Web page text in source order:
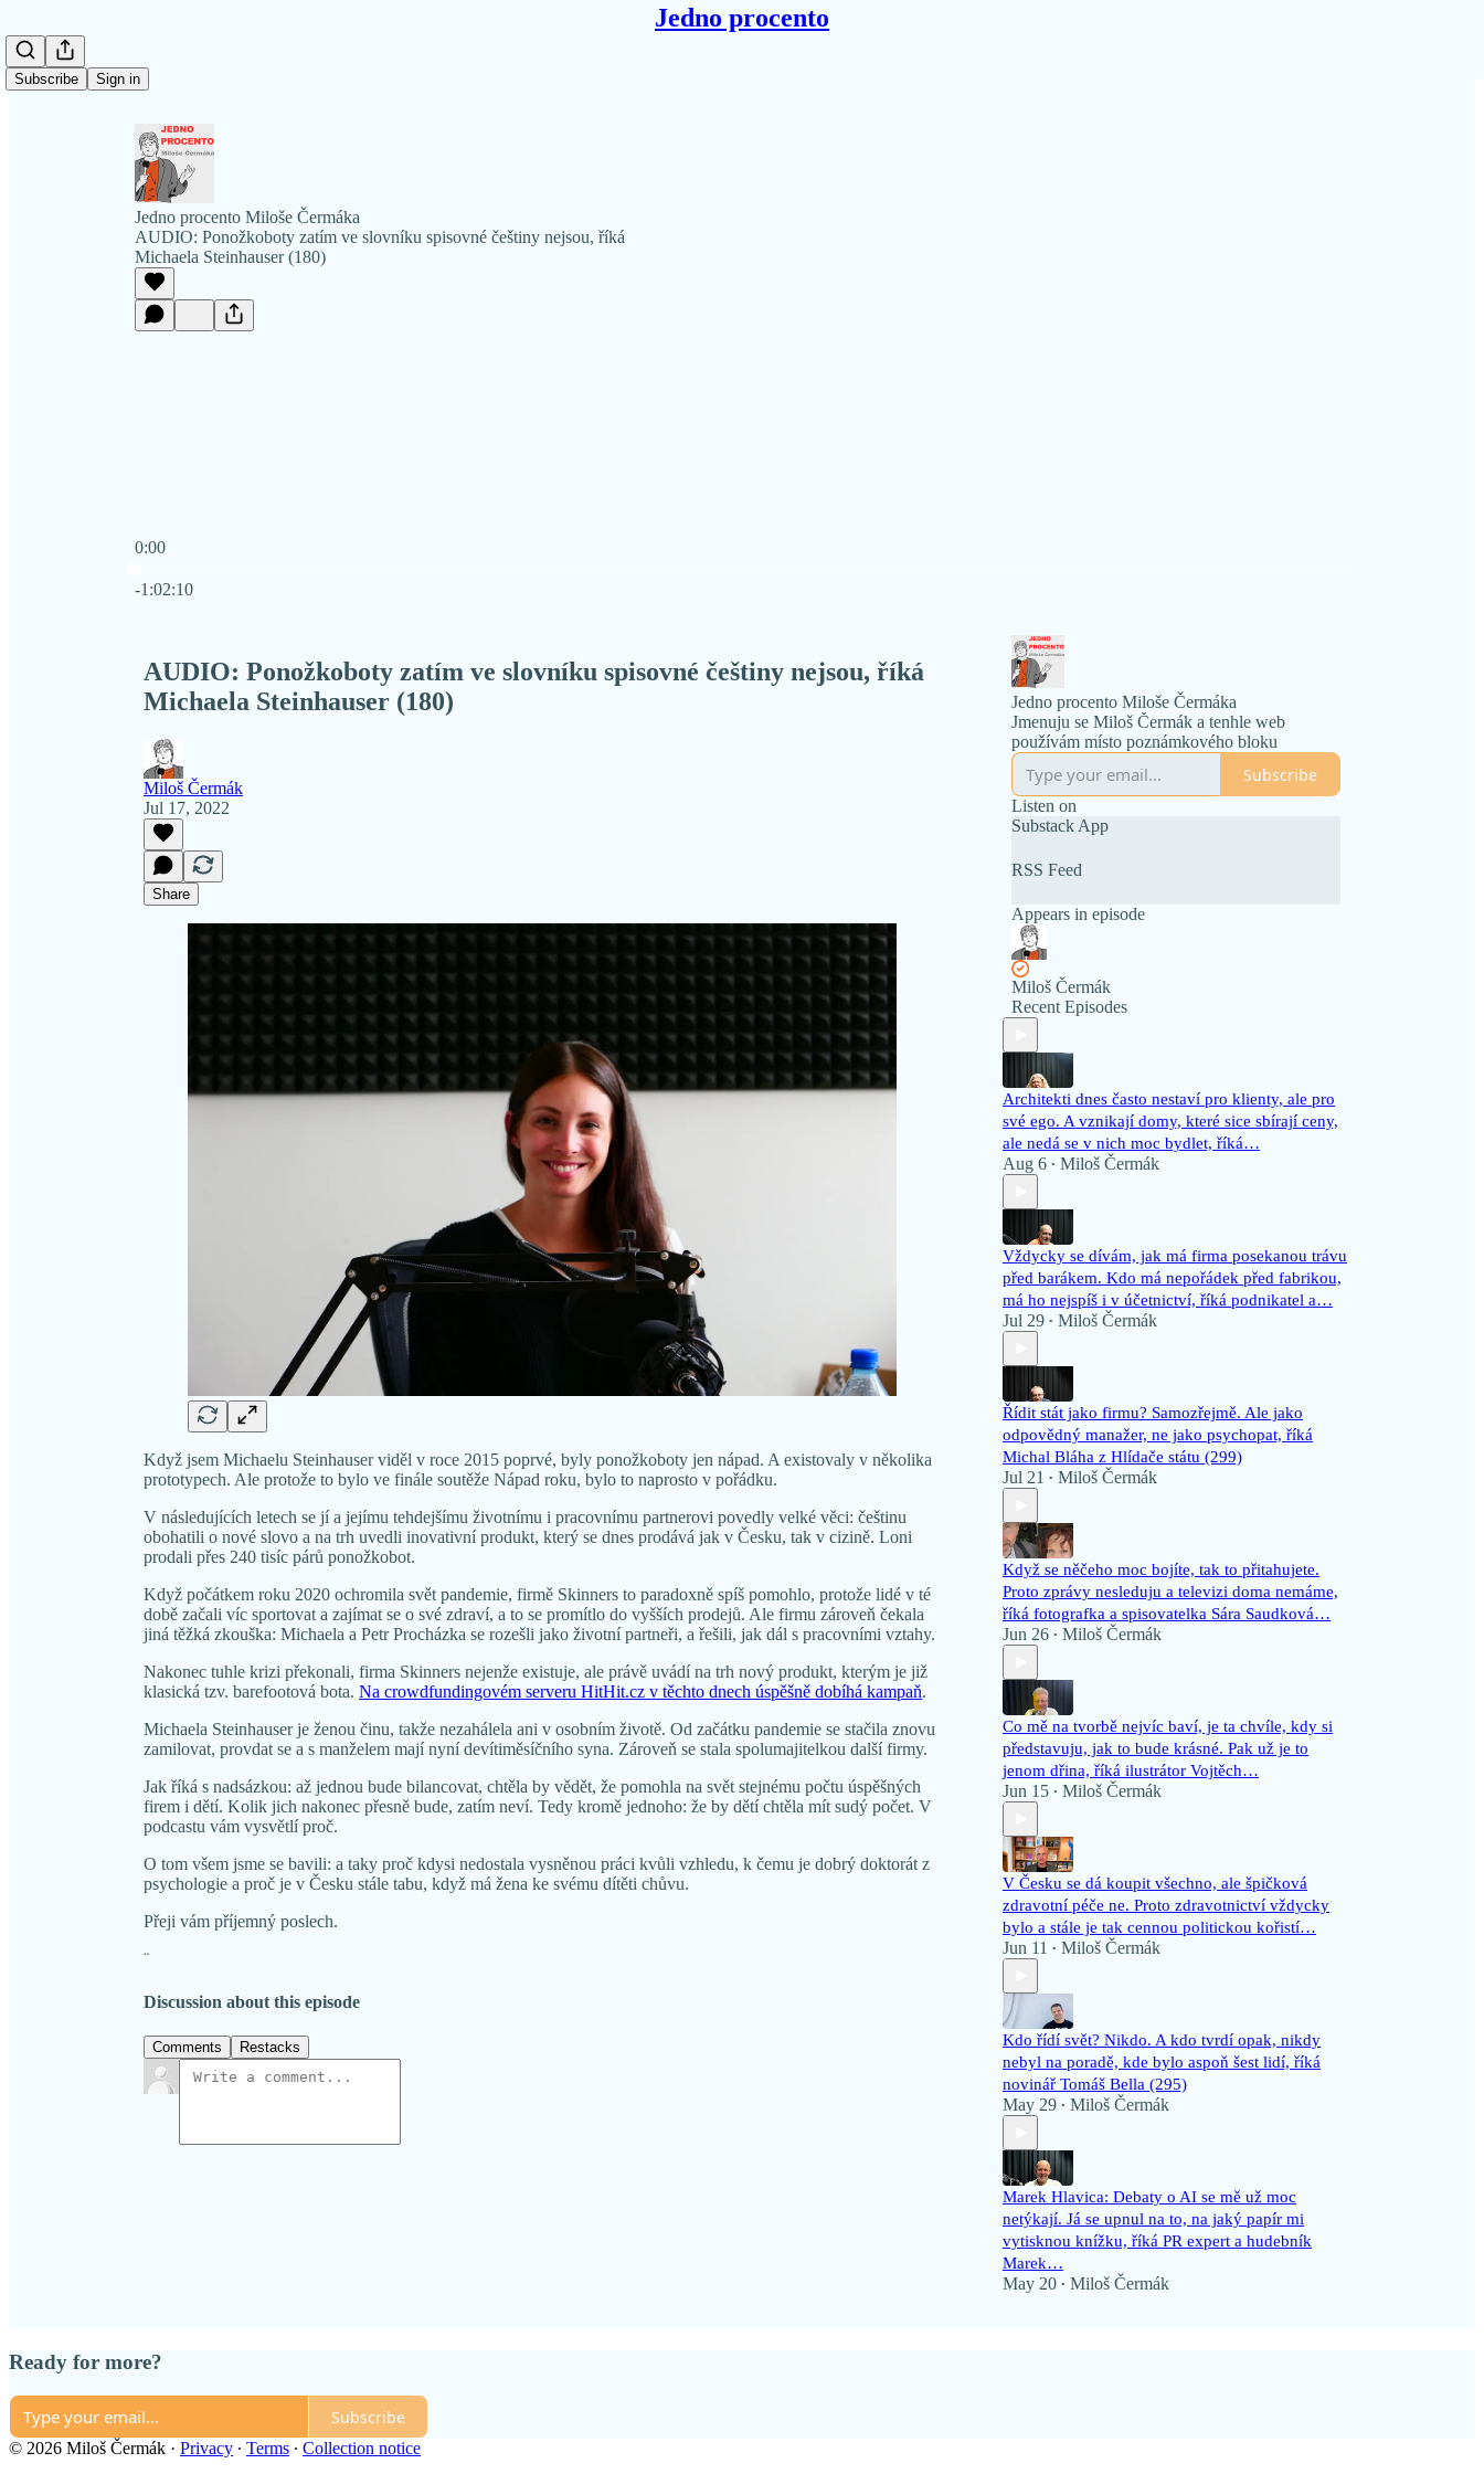
Jedno procento
Subscribe Sign in
Jedno procento Miloše Čermáka
AUDIO: Ponožkoboty zatím ve slovníku spisovné češtiny nejsou, říká
Michaela Steinhauser (180)
0:00
-1:02:10
AUDIO: Ponožkoboty zatím ve slovníku spisovné češtiny nejsou, říká
Michaela Steinhauser (180)
Miloš Čermák
Jul 17, 2022
Share
Když jsem Michaelu Steinhauser viděl v roce 2015 poprvé, byly ponožkoboty jen nápad. A existovaly v několika
prototypech. Ale protože to bylo ve finále soutěže Nápad roku, bylo to naprosto v pořádku.
V následujících letech se jí a jejímu tehdejšímu životnímu i pracovnímu partnerovi povedly velké věci: češtinu
obohatili o nové slovo a na trh uvedli inovativní produkt, který se dnes prodává jak v Česku, tak v cizině. Loni
prodali přes 240 tisíc párů ponožkobot.
Když počátkem roku 2020 ochromila svět pandemie, firmě Skinners to paradoxně spíš pomohlo, protože lidé v té
době začali víc sportovat a zajímat se o své zdraví, a to se promítlo do vyšších prodejů. Ale firmu zároveň čekala
jiná těžká zkouška: Michaela a Petr Procházka se rozešli jako životní partneři, a řešili, jak dál s pracovními vztahy.
Nakonec tuhle krizi překonali, firma Skinners nejenže existuje, ale právě uvádí na trh nový produkt, kterým je již
klasická tzv. barefootová bota. Na crowdfundingovém serveru HitHit.cz v těchto dnech úspěšně dobíhá kampaň.
Michaela Steinhauser je ženou činu, takže nezahálela ani v osobním životě. Od začátku pandemie se stačila znovu
zamilovat, provdat se a s manželem mají nyní devítiměsíčního syna. Zároveň se stala spolumajitelkou další firmy.
Jak říká s nadsázkou: až jednou bude bilancovat, chtěla by vědět, že pomohla na svět stejnému počtu úspěšných
firem i dětí. Kolik jich nakonec přesně bude, zatím neví. Tedy kromě jednoho: že by dětí chtěla mít sudý počet. V
podcastu vám vysvětlí proč.
O tom všem jsme se bavili: a taky proč kdysi nedostala vysněnou práci kvůli vzhledu, k čemu je dobrý doktorát z
psychologie a proč je v Česku stále tabu, když má žena ke svému dítěti chůvu.
Přeji vám příjemný poslech.
¨
Discussion about this episode
Comments Restacks
Jedno procento Miloše Čermáka
Jmenuju se Miloš Čermák a tenhle web
používám místo poznámkového bloku
Subscribe
Listen on
Substack App
RSS Feed
Appears in episode
Miloš Čermák
Recent Episodes
Architekti dnes často nestaví pro klienty, ale pro
své ego. A vznikají domy, které sice sbírají ceny,
ale nedá se v nich moc bydlet, říká…
Aug 6 • Miloš Čermák
Vždycky se dívám, jak má firma posekanou trávu
před barákem. Kdo má nepořádek před fabrikou,
má ho nejspíš i v účetnictví, říká podnikatel a…
Jul 29 • Miloš Čermák
Řídit stát jako firmu? Samozřejmě. Ale jako
odpovědný manažer, ne jako psychopat, říká
Michal Bláha z Hlídače státu (299)
Jul 21 • Miloš Čermák
Když se něčeho moc bojíte, tak to přitahujete.
Proto zprávy nesleduju a televizi doma nemáme,
říká fotografka a spisovatelka Sára Saudková…
Jun 26 • Miloš Čermák
Co mě na tvorbě nejvíc baví, je ta chvíle, kdy si
představuju, jak to bude krásné. Pak už je to
jenom dřina, říká ilustrátor Vojtěch…
Jun 15 • Miloš Čermák
V Česku se dá koupit všechno, ale špičková
zdravotní péče ne. Proto zdravotnictví vždycky
bylo a stále je tak cennou politickou kořistí…
Jun 11 • Miloš Čermák
Kdo řídí svět? Nikdo. A kdo tvrdí opak, nikdy
nebyl na poradě, kde bylo aspoň šest lidí, říká
novinář Tomáš Bella (295)
May 29 • Miloš Čermák
Marek Hlavica: Debaty o AI se mě už moc
netýkají. Já se upnul na to, na jaký papír mi
vytisknou knížku, říká PR expert a hudebník
Marek…
May 20 • Miloš Čermák
Ready for more?
Subscribe
© 2026 Miloš Čermák · Privacy ∙ Terms ∙ Collection notice